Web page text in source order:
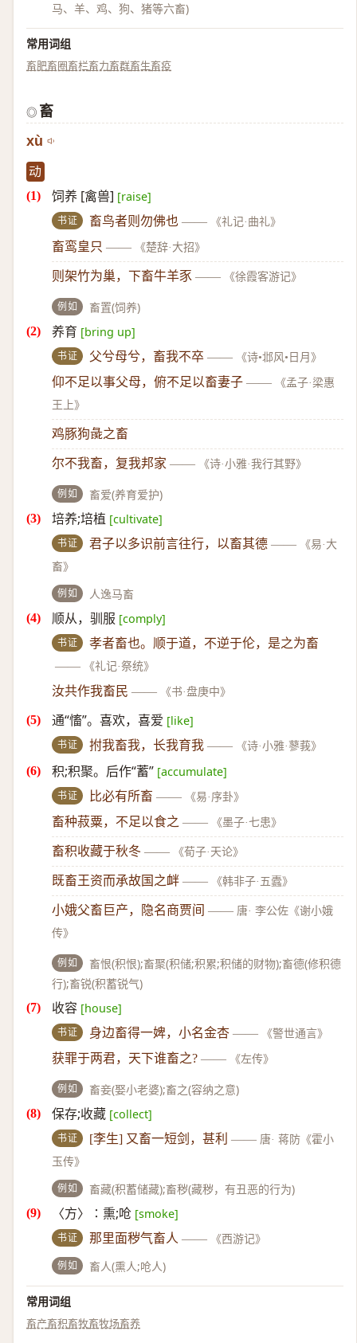
马、羊、鸡、狗、猪等六畜)
常用词组
畜肥畜圈畜栏畜力畜群畜生畜疫
◎ 畜
xù
动
饲养 [禽兽] [raise]
书证 畜鸟者则勿佛也 —— 《礼记·曲礼》
畜鸾皇只 —— 《楚辞·大招》
则架竹为巢，下畜牛羊豕 —— 《徐霞客游记》
例如 畜置(饲养)
养育 [bring up]
书证 父兮母兮，畜我不卒 —— 《诗•邶风•日月》
仰不足以事父母，俯不足以畜妻子 ——
《孟子·梁惠
王上》
鸡豚狗彘之畜
尔不我畜，复我邦家 —— 《诗·小雅·我行其野》
例如 畜爱(养育爱护)
培养;培植 [cultivate]
书证 君子以多识前言往行，以畜其德 ——
《易·大
畜》
例如 人逸马畜
顺从，驯服 [comply]
书证
孝者畜也。顺于道，不逆于伦，是之为畜
——
《礼记·祭统》
汝共作我畜民 —— 《书·盘庚中》
通“慉”。喜欢，喜爱 [like]
书证 拊我畜我，长我育我 —— 《诗·小雅·蓼莪》
积;积聚。后作“蓄” [accumulate]
书证 比必有所畜 —— 《易·序卦》
畜种菽粟，不足以食之 —— 《墨子·七患》
畜积收藏于秋冬 —— 《荀子·天论》
既畜王资而承故国之衅 —— 《韩非子·五蠹》
小娥父畜巨产，隐名商贾间 —— 唐· 李公佐《谢小娥
传》
例如
畜恨(积恨);畜聚(积储;积累;积储的财物);畜德(修积德
行);畜锐(积蓄锐气)
收容 [house]
书证 身边畜得一婢，小名金杏 —— 《警世通言》
获罪于两君，天下谁畜之? —— 《左传》
例如 畜妾(娶小老婆);畜之(容纳之意)
保存;收藏 [collect]
书证 [李生] 又畜一短剑，甚利 —— 唐· 蒋防《霍小
玉传》
例如 畜藏(积蓄储藏);畜秽(藏秽，有丑恶的行为)
〈方〉∶熏;呛 [smoke]
书证 那里面秽气畜人 —— 《西游记》
例如 畜人(熏人;呛人)
常用词组
畜产畜积畜牧畜牧场畜养